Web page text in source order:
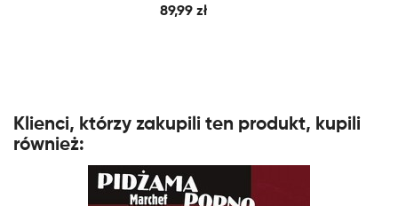
89,99 zł
Klienci, którzy zakupili ten produkt, kupili
również: